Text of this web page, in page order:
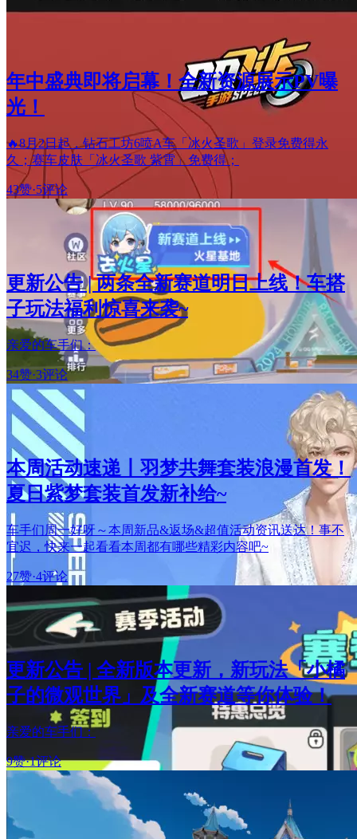
年中盛典即将启幕！全新资源展示PV曝
光！
🔥8月2日起，钻石工坊6喷A车「冰火圣歌」登录免费得永
久；赛车皮肤「冰火圣歌 紫霄」免费得；
43赞·5评论
更新公告 | 两条全新赛道明日上线！车搭
子玩法福利惊喜来袭~
亲爱的车手们：
34赞·3评论
本周活动速递丨羽梦共舞套装浪漫首发！
夏日紫梦套装首发新补给~
车手们周一好呀～本周新品&返场&超值活动资讯送达！事不
宜迟，快来一起看看本周都有哪些精彩内容吧~
27赞·4评论
更新公告 | 全新版本更新，新玩法「小橘
子的微观世界」及全新赛道等你体验！
亲爱的车手们：
9赞·1评论